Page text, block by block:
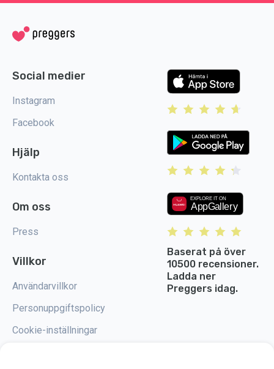
Social medier
Instagram
Facebook
Hjälp
Kontakta oss
Om oss
Press
Villkor
Användarvillkor
Personuppgiftspolicy
Cookie-inställningar
Baserat på över
10500 recensioner.
Ladda ner
Preggers idag.